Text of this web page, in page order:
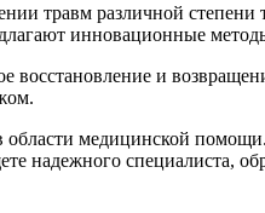
травм различной
инновационные
восстановление и
медицинской
надежного специалиста,